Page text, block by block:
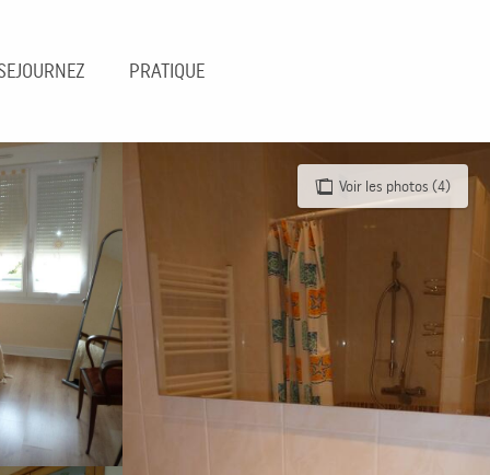
PRATIQUE
Voir les photos (4)